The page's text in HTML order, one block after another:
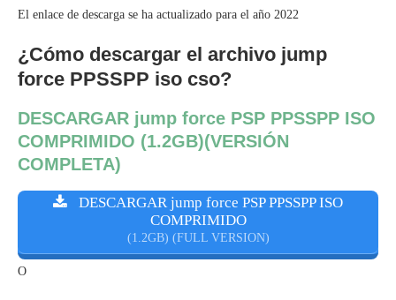
El enlace de descarga se ha actualizado para el año 2022
¿Cómo descargar el archivo jump
force PPSSPP iso cso?
DESCARGAR jump force PSP PPSSPP ISO
COMPRIMIDO (1.2GB)(VERSIÓN
COMPLETA)
DESCARGAR jump force PSP PPSSPP ISO
COMPRIMIDO
(1.2GB) (FULL VERSION)
O